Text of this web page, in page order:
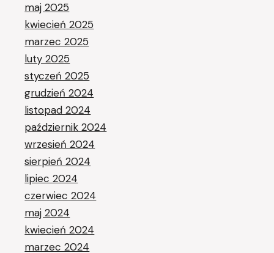
maj 2025
kwiecień 2025
marzec 2025
luty 2025
styczeń 2025
grudzień 2024
listopad 2024
październik 2024
wrzesień 2024
sierpień 2024
lipiec 2024
czerwiec 2024
maj 2024
kwiecień 2024
marzec 2024